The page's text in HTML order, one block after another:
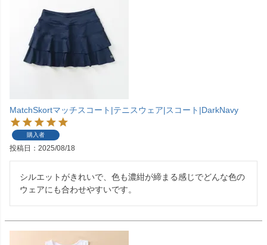
MatchSkortマッチスコート|テニスウェア|スコート|DarkNavy
購入者
投稿日 2025/08/18
シルエットがきれいで、色も濃紺が締まる感じでどんな色の
ウェアにも合わせやすいです。